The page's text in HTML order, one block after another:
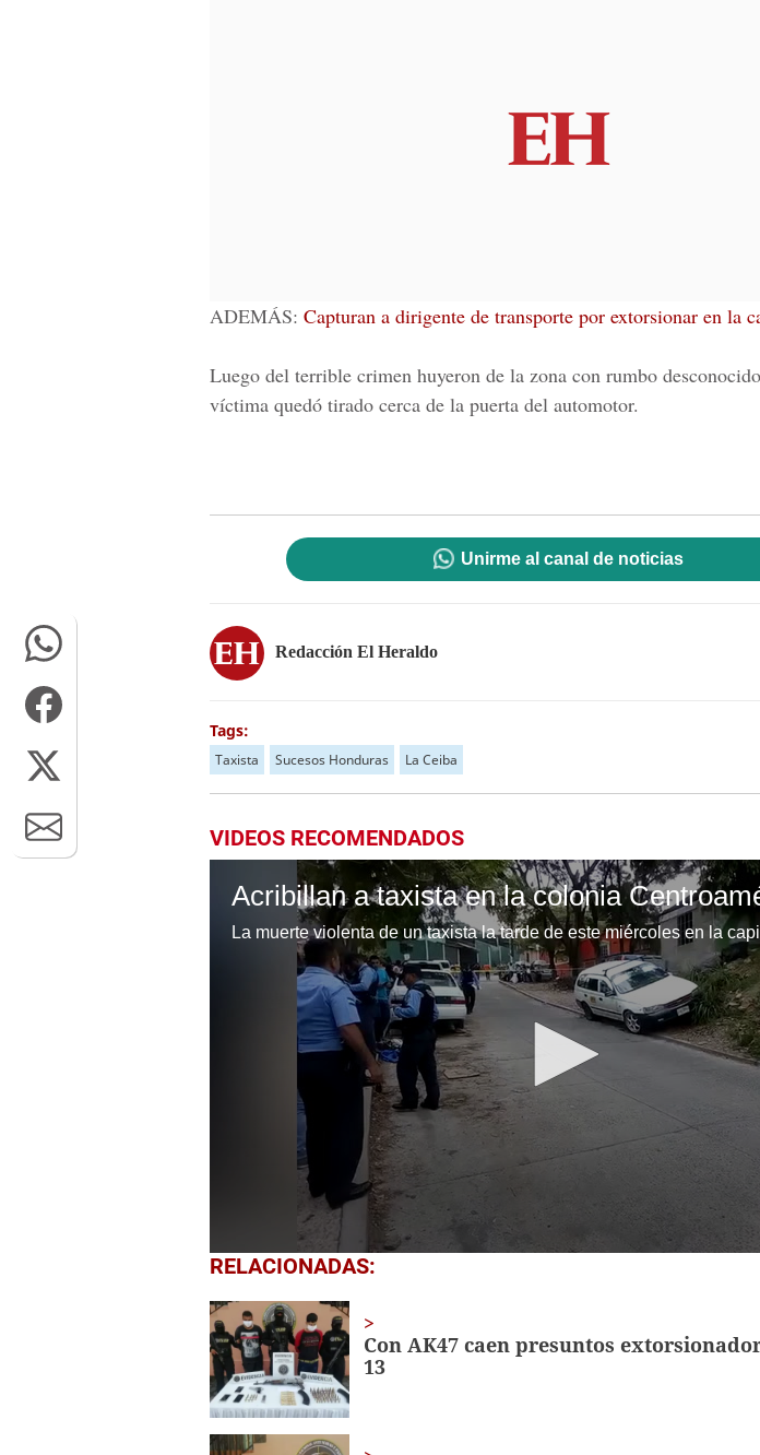
ADEMÁS: Capturan a dirigente de transporte por extorsionar en la
Luego del terrible crimen huyeron de la zona con rumbo
víctima quedó tirado cerca de la puerta del automotor.
Unirme al canal de noticias
Redacción El Heraldo
Tags:
Taxista Sucesos Honduras La Ceiba
VIDEOS RECOMENDADOS
0
seconds
1
minute,
19
seconds Volume
0%
RELACIONADAS:
Con AK47 caen presuntos
13